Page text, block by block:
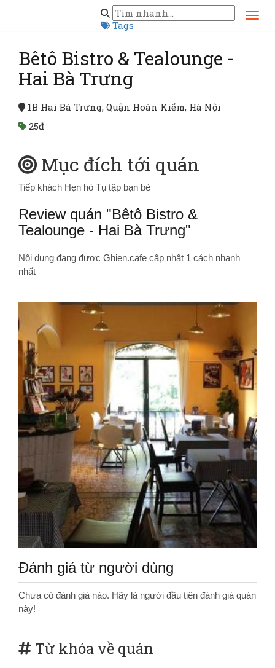
Tags
Hà Nội
Bêtô Bistro & Tealounge - Hai Bà Trưng
Bêtô Bistro & Tealounge -
Hai Bà Trưng
1B Hai Bà Trưng, Quận Hoàn Kiếm, Hà Nội
25đ
Mục đích tới quán
Tiếp khách Hẹn hò Tụ tập bạn bè
Review quán "Bêtô Bistro &
Tealounge - Hai Bà Trưng"
Nội dung đang được Ghien.cafe cập nhật 1 cách nhanh
nhất
Đánh giá từ người dùng
Chưa có đánh giá nào. Hãy là người đầu tiên đánh giá quán
này!
Từ khóa về quán